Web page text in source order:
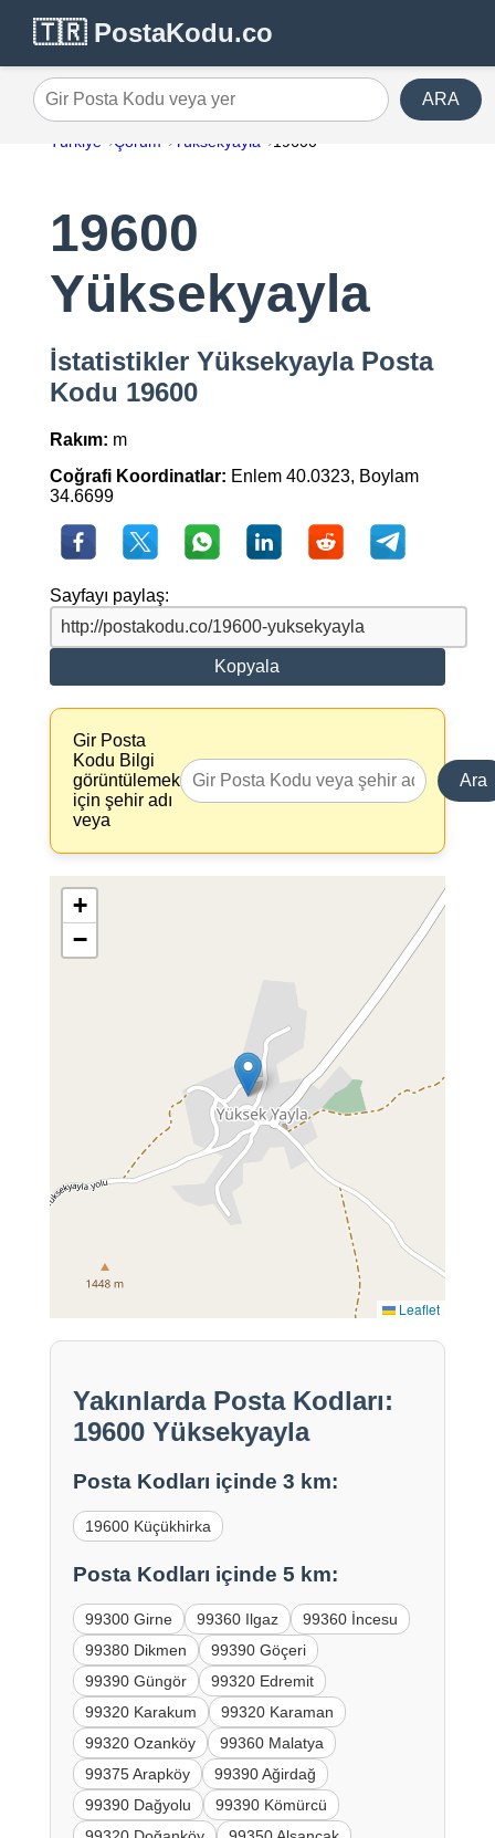
🇹🇷 PostaKodu.co
Gir Posta Kodu veya yer ARA
Türkiye Çorum Yüksekyayla 19600
19600
Yüksekyayla
İstatistikler Yüksekyayla Posta
Kodu 19600
Rakım: m
Coğrafi Koordinatlar: Enlem 40.0323, Boylam
34.6699
Sayfayı paylaş:
Kopyala
Gir Posta
Kodu Bilgi
görüntülemek
için şehir adı
veya
Ara
+
−
Leaflet
Yakınlarda Posta Kodları:
19600 Yüksekyayla
Posta Kodları içinde 3 km:
19600 Küçükhirka
Posta Kodları içinde 5 km:
99300 Girne 99360 Ilgaz
99360 İncesu
99380 Dikmen
99390 Göçeri
99390 Güngör
99320 Edremit
99320 Karakum
99320 Karaman
99320 Ozanköy
99360 Malatya
99375 Arapköy
99390 Ağirdağ
99390 Dağyolu
99390 Kömürcü